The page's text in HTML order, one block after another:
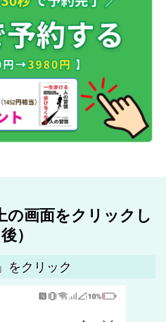
の画面をクリックし
）
をクリック